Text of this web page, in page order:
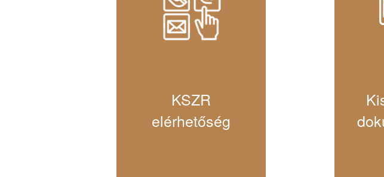
KSZR
elérhetőség